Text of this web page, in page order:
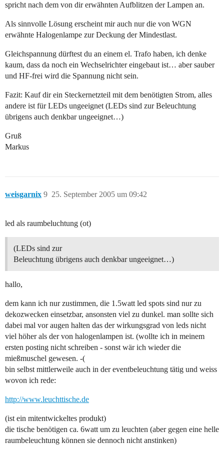
spricht nach dem von dir erwähnten Aufblitzen der Lampen an.
Als sinnvolle Lösung erscheint mir auch nur die von WGN
erwähnte Halogenlampe zur Deckung der Mindestlast.
Gleichspannung dürftest du an einem el. Trafo haben, ich denke
kaum, dass da noch ein Wechselrichter eingebaut ist… aber sauber
und HF-frei wird die Spannung nicht sein.
Fazit: Kauf dir ein Steckernetzteil mit dem benötigten Strom, alles
andere ist für LEDs ungeeignet (LEDs sind zur Beleuchtung
übrigens auch denkbar ungeeignet…)
Gruß
Markus
weisgarnix 25. September 2005 um 09:42
9
led als raumbeluchtung (ot)
(LEDs sind zur
Beleuchtung übrigens auch denkbar ungeeignet…)
hallo,
dem kann ich nur zustimmen, die 1.5watt led spots sind nur zu
dekozwecken einsetzbar, ansonsten viel zu dunkel. man sollte sich
dabei mal vor augen halten das der wirkungsgrad von leds nicht
viel höher als der von halogenlampen ist. (wollte ich in meinem
ersten posting nicht schreiben - sonst wär ich wieder die
mießmuschel gewesen. -(
bin selbst mittlerweile auch in der eventbeleuchtung tätig und weiss
wovon ich rede:
http://www.leuchttische.de
(ist ein mitentwickeltes produkt)
die tische benötigen ca. 6watt um zu leuchten (aber gegen eine helle
raumbeleuchtung können sie dennoch nicht anstinken)